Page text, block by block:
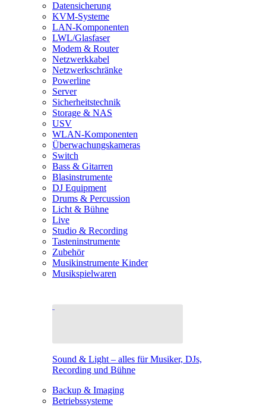
Datensicherung
KVM-Systeme
LAN-Komponenten
LWL/Glasfaser
Modem & Router
Netzwerkkabel
Netzwerkschränke
Powerline
Server
Sicherheitstechnik
Storage & NAS
USV
WLAN-Komponenten
Überwachungskameras
Switch
Bass & Gitarren
Blasinstrumente
DJ Equipment
Drums & Percussion
Licht & Bühne
Live
Studio & Recording
Tasteninstrumente
Zubehör
Musikinstrumente Kinder
Musikspielwaren
Sound & Light – alles für Musiker, DJs,
Recording und Bühne
Backup & Imaging
Betriebssysteme